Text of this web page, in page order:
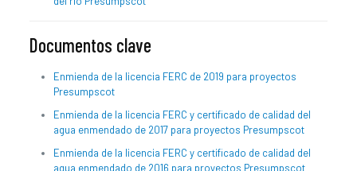
Documentos clave
Enmienda de la licencia FERC de 2019 para proyectos
Presumpscot
Enmienda de la licencia FERC y certificado de calidad del
agua enmendado de 2017 para proyectos Presumpscot
Enmienda de la licencia FERC y certificado de calidad del
agua enmendado de 2016 para proyectos Presumpscot